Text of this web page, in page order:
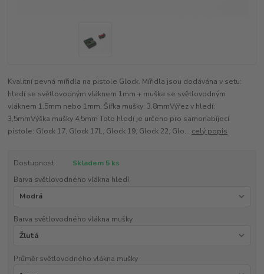
Kvalitní pevná mířidla na pistole Glock. Mířidla jsou dodávána v setu:
hledí se světlovodným vláknem 1mm + muška se světlovodným
vláknem 1,5mm nebo 1mm. Šířka mušky: 3,8mmVýřez v hledí:
3,5mmVýška mušky 4,5mm Toto hledí je určeno pro samonabíjecí
pistole: Glock 17, Glock 17L, Glock 19, Glock 22, Glo... celý popis
Dostupnost
Skladem 5 ks
Barva světlovodného vlákna hledí
Barva světlovodného vlákna mušky
Průměr světlovodného vlákna mušky